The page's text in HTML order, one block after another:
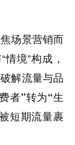
场景营销而
境”构成，
解流量与品
者”转为“生
短期流量裹